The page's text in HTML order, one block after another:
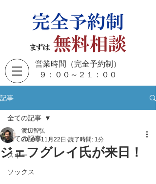
営業時間（完全予約制）
​９：００～２１：００
記事
全ての記事
スキー
ソックス
全ての記事
ジェフグレイ氏が来日！
渡辺智弘
2019年11月22日 読了時間: 1分